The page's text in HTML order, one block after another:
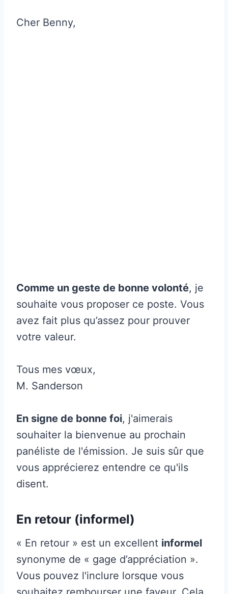
Cher Benny,
Comme un geste de bonne volonté, je
souhaite vous proposer ce poste. Vous
avez fait plus qu’assez pour prouver
votre valeur.
Tous mes vœux,
M. Sanderson
En signe de bonne foi, j'aimerais
souhaiter la bienvenue au prochain
panéliste de l'émission. Je suis sûr que
vous apprécierez entendre ce qu'ils
disent.
En retour (informel)
« En retour » est un excellent informel
synonyme de « gage d’appréciation ».
Vous pouvez l'inclure lorsque vous